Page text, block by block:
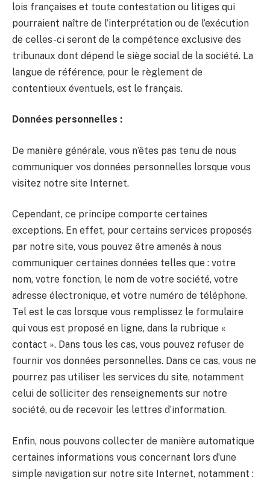
lois françaises et toute contestation ou litiges qui
pourraient naître de l’interprétation ou de l’exécution
de celles-ci seront de la compétence exclusive des
tribunaux dont dépend le siège social de la société. La
langue de référence, pour le règlement de
contentieux éventuels, est le français.
Données personnelles :
De manière générale, vous n’êtes pas tenu de nous
communiquer vos données personnelles lorsque vous
visitez notre site Internet.
Cependant, ce principe comporte certaines
exceptions. En effet, pour certains services proposés
par notre site, vous pouvez être amenés à nous
communiquer certaines données telles que : votre
nom, votre fonction, le nom de votre société, votre
adresse électronique, et votre numéro de téléphone.
Tel est le cas lorsque vous remplissez le formulaire
qui vous est proposé en ligne, dans la rubrique «
contact ». Dans tous les cas, vous pouvez refuser de
fournir vos données personnelles. Dans ce cas, vous ne
pourrez pas utiliser les services du site, notamment
celui de solliciter des renseignements sur notre
société, ou de recevoir les lettres d’information.
Enfin, nous pouvons collecter de manière automatique
certaines informations vous concernant lors d’une
simple navigation sur notre site Internet, notamment :